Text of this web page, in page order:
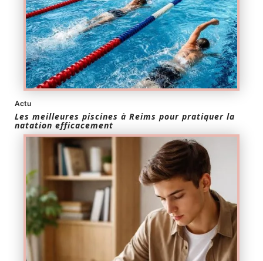
Actu
Les meilleures piscines à Reims pour pratiquer la
natation efficacement